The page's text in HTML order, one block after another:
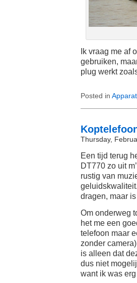
Ik vraag me af
gebruiken,
plug werkt
Posted in
Thursday,
Een tijd terug
DT770 zo uit
rustig van
dragen, maar
Om onderweg
het me een
telefoon maar
zonder
is alleen dat
dus niet
want ik was